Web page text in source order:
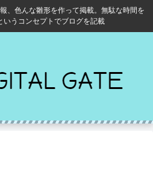
、色んな雛形を作って掲載。無駄な時間を
いうコンセプトでブログを記載